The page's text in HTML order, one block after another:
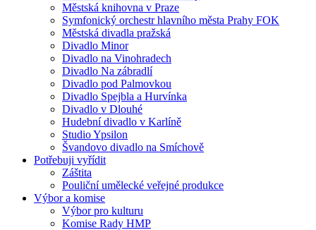
Městská knihovna v Praze
Symfonický orchestr hlavního města Prahy FOK
Městská divadla pražská
Divadlo Minor
Divadlo na Vinohradech
Divadlo Na zábradlí
Divadlo pod Palmovkou
Divadlo Spejbla a Hurvínka
Divadlo v Dlouhé
Hudební divadlo v Karlíně
Studio Ypsilon
Švandovo divadlo na Smíchově
Potřebuji vyřídit
Záštita
Pouliční umělecké veřejné produkce
Výbor a komise
Výbor pro kulturu
Komise Rady HMP